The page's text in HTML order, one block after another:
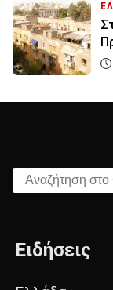
Αναζήτηση στο
Ειδήσεις